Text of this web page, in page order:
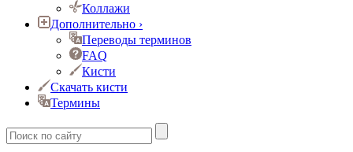
Коллажи
Дополнительно ›
Переводы терминов
FAQ
Кисти
Скачать кисти
Термины